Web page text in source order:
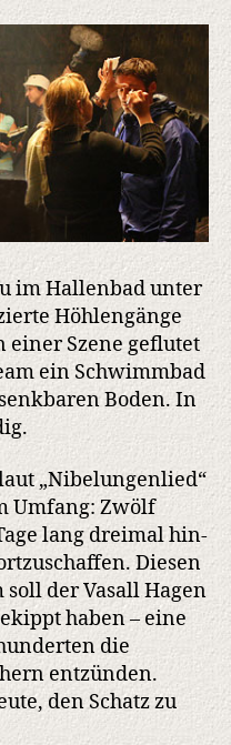
im Hallenbad unter
Höhlengänge
einer Szene geflutet
ein Schwimmbad
Boden. In
„Nibelungenlied“
Umfang: Zwölf
lang dreimal hin-
Diesen
der Vasall Hagen
haben – eine
die
entzünden.
den Schatz zu